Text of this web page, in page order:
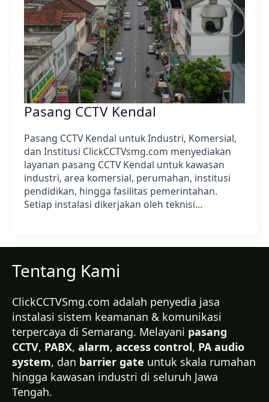
Pasang CCTV Kendal
Pasang CCTV Kendal untuk Industri, Komersial,
dan Institusi ClickCCTVsmg.com menyediakan
layanan pasang CCTV Kendal untuk kawasan
industri, area komersial, perumahan, institusi
pendidikan, hingga fasilitas pemerintahan.
Setiap instalasi dikerjakan oleh teknisi…
Tentang Kami
ClickCCTVSmg.com adalah penyedia jasa
instalasi sistem keamanan & komunikasi
terpercaya di Semarang. Melayani pasang
CCTV, PABX, alarm, access control, PA audio
system, dan barrier gate untuk skala rumahan
hingga kawasan industri di seluruh Jawa
Tengah.